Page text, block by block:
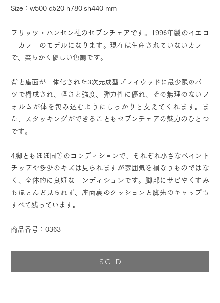
Size：w500 d520 h780 sh440 mm
フリッツ・ハンセン社のセブンチェアです。1996年製のイエロ
ーカラーのモデルになります。現在は生産されていないカラー
で、柔らかく優しい色調です。
背と座面が一体化された3次元成型プライウッドに最少限のパー
ツで構成され、軽さと強度、弾力性に優れ、その無理のないフ
ォルムが体を包み込むようにしっかりと支えてくれます。ま
た、スタッキングができることもセブンチェアの魅力のひとつ
です。
4脚ともほぼ同等のコンディションで、それぞれ小さなペイント
チップや多少のキズは見られますが雰囲気を損なうものではな
く、全体的に良好なコンディションです。脚部にサビやくすみ
もほとんど見られず、座面裏のクッションと脚先のキャップも
すべて残っています。
商品番号：0363
SOLD